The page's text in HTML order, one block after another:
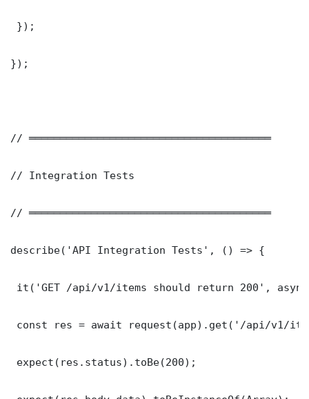
});
});
// ═══════════════════════════════════════
// Integration Tests
// ═══════════════════════════════════════
describe('API Integration Tests', () => {
it('GET /api/v1/items should return 200',
const res = await request(app).get('/api/v1/
expect(res.status).toBe(200);